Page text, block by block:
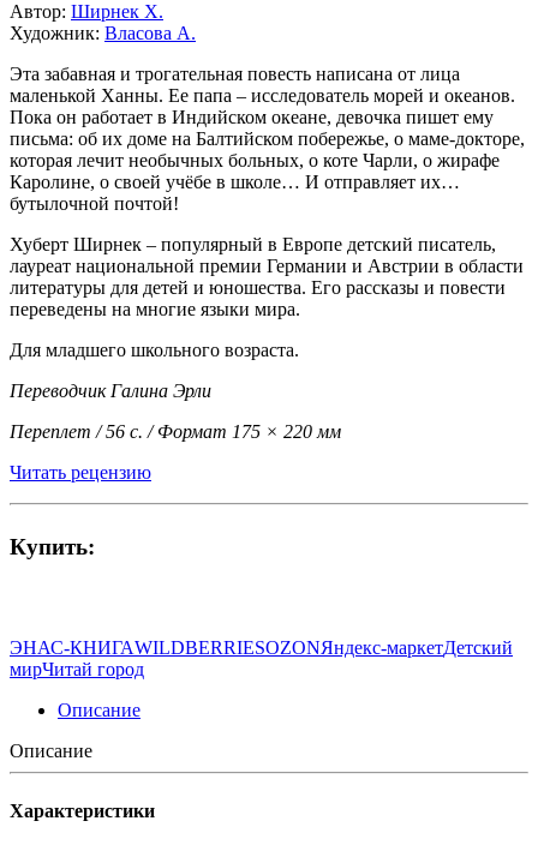
Автор: Ширнек Х.
Художник: Власова А.
Эта забавная и трогательная повесть написана от лица
маленькой Ханны. Ее папа – исследователь морей и океанов.
Пока он работает в Индийском океане, девочка пишет ему
письма: об их доме на Балтийском побережье, о маме-докторе,
которая лечит необычных больных, о коте Чарли, о жирафе
Каролине, о своей учёбе в школе… И отправляет их…
бутылочной почтой!
Хуберт Ширнек – популярный в Европе детский писатель,
лауреат национальной премии Германии и Австрии в области
литературы для детей и юношества. Его рассказы и повести
переведены на многие языки мира.
Для младшего школьного возраста.
Переводчик Галина Эрли
Переплет / 56 с. / Формат 175 × 220 мм
Читать рецензию
Купить:
ЭНАС-КНИГАWILDBERRIESOZONЯндекс-маркетДетский
мирЧитай город
Описание
Описание
Характеристики